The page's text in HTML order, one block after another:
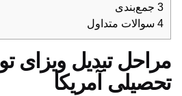
3 جمع‌بندی
4 سوالات متداول
مراحل تبدیل ویزای
تحصیلی آمریکا